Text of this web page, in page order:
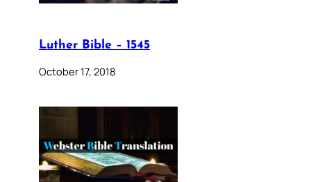
Luther Bible – 1545
October 17, 2018